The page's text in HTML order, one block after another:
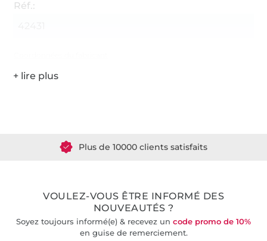
Réf.:
Plus de 10000 clients satisfaits
VOULEZ-VOUS ÊTRE INFORMÉ DES
NOUVEAUTÉS ?
Soyez toujours informé(e) & recevez un code promo de 10%
en guise de remerciement.